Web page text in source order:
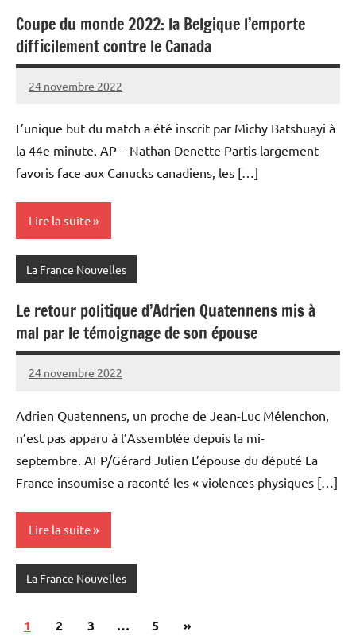
Coupe du monde 2022: la Belgique l’emporte
difficilement contre le Canada
24 novembre 2022
Admins
L’unique but du match a été inscrit par Michy Batshuayi à
la 44e minute. AP – Nathan Denette Partis largement
favoris face aux Canucks canadiens, les […]
Lire la suite
La France Nouvelles
Le retour politique d’Adrien Quatennens mis à
mal par le témoignage de son épouse
24 novembre 2022
Admins
Adrien Quatennens, un proche de Jean-Luc Mélenchon,
n’est pas apparu à l’Assemblée depuis la mi-
septembre. AFP/Gérard Julien L’épouse du député La
France insoumise a raconté les « violences physiques […]
Lire la suite
La France Nouvelles
Pagination
1 2 3 … 5
Articles
»